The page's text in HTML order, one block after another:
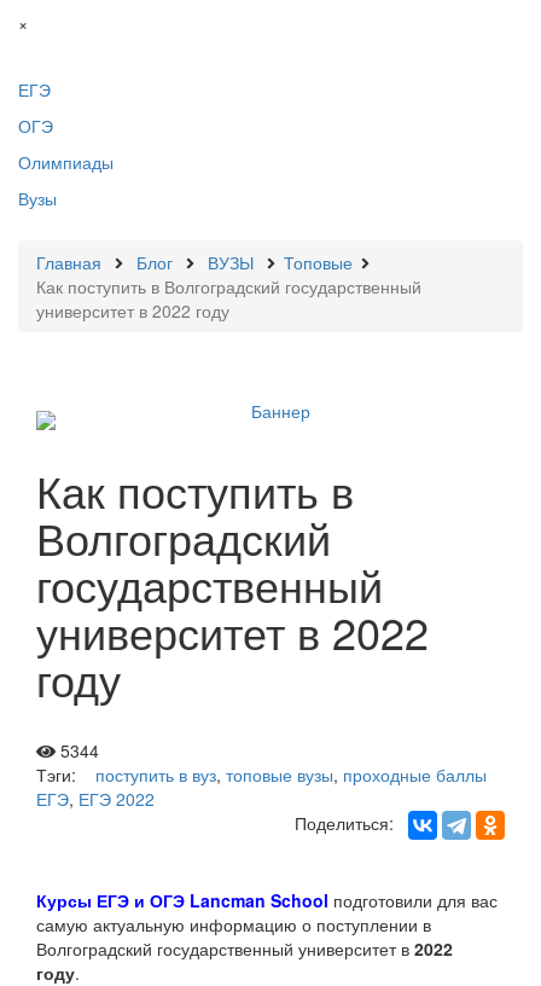
×
ЕГЭ
ОГЭ
Олимпиады
Вузы
Главная Блог ВУЗЫ
Топовые
Как поступить в Волгоградский государственный
университет в 2022 году
Как поступить в
Волгоградский
государственный
университет в 2022
году
5344
Тэги:
поступить в вуз, топовые вузы, проходные баллы
ЕГЭ, ЕГЭ 2022
Поделиться:
Курсы ЕГЭ и ОГЭ Lancman School подготовили для вас
самую актуальную информацию о поступлении в
Волгоградский государственный университет в 2022
году.